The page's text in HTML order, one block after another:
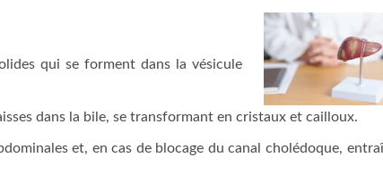
qui se forment dans la vésicule
dans la bile, se transformant en cristaux et cailloux.
et, en cas de blocage du canal cholédoque,